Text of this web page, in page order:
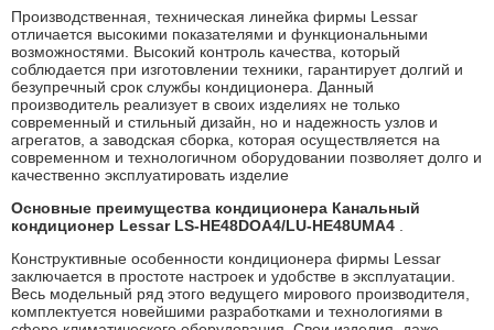
Производственная, техническая линейка фирмы Lessar
отличается высокими показателями и функциональными
возможностями. Высокий контроль качества, который
соблюдается при изготовлении техники, гарантирует долгий и
безупречный срок службы кондиционера. Данный
производитель реализует в своих изделиях не только
современный и стильный дизайн, но и надежность узлов и
агрегатов, а заводская сборка, которая осуществляется на
современном и технологичном оборудовании позволяет долго и
качественно эксплуатировать изделие
Основные преимущества кондиционера Канальный
кондиционер Lessar LS-HE48DOA4/LU-HE48UMA4
Конструктивные особенности кондиционера фирмы Lessar
заключается в простоте настроек и удобстве в эксплуатации.
Весь модельный ряд этого ведущего мирового производителя,
комплектуется новейшими разработками и технологиями в